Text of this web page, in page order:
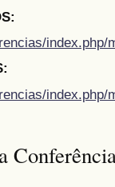
index.php/